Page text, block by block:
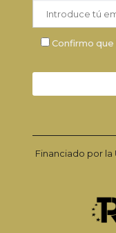
Confirmo que
Financiado por la